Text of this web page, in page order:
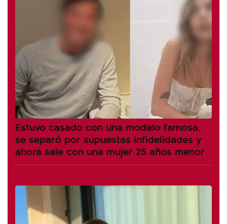
Estuvo casado con una modelo famosa,
se separó por supuestas infidelidades y
ahora sale con una mujer 25 años menor